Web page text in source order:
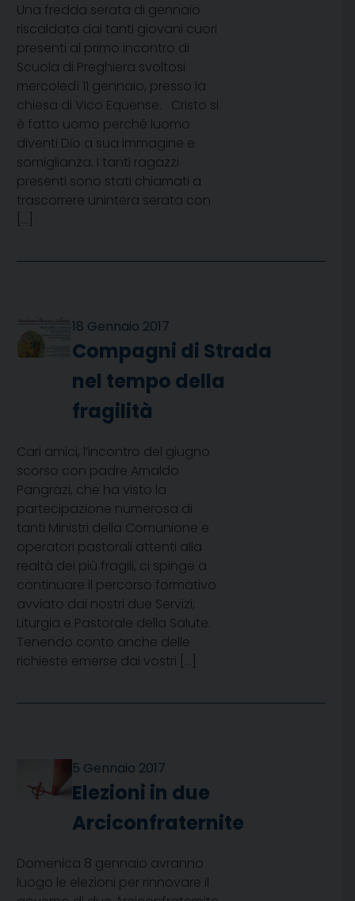
Una fredda serata di gennaio
riscaldata dai tanti giovani cuori
presenti al primo incontro di
Scuola di Preghiera svoltosi
mercoledì 11 gennaio, presso la
chiesa di Vico Equense. Cristo si
è fatto uomo perché luomo
diventi Dio a sua immagine e
somiglianza. I tanti ragazzi
presenti sono stati chiamati a
trascorrere unintera serata con
[…]
18 Gennaio 2017
Compagni di Strada
nel tempo della
fragilità
Cari amici, l’incontro del giugno
scorso con padre Arnaldo
Pangrazi, che ha visto la
partecipazione numerosa di
tanti Ministri della Comunione e
operatori pastorali attenti alla
realtà dei più fragili, ci spinge a
continuare il percorso formativo
avviato dai nostri due Servizi,
Liturgia e Pastorale della Salute.
Tenendo conto anche delle
richieste emerse dai vostri […]
5 Gennaio 2017
Elezioni in due
Arciconfraternite
Domenica 8 gennaio avranno
luogo le elezioni per rinnovare il